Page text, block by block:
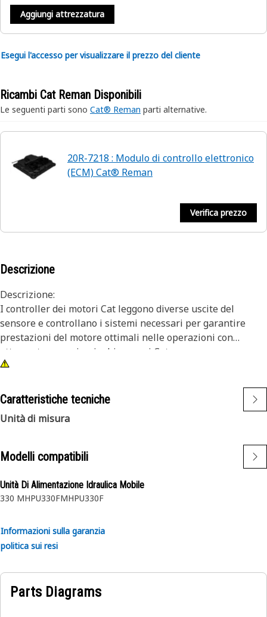
Aggiungi attrezzatura
Esegui l'accesso per visualizzare il prezzo del cliente
Ricambi Cat Reman Disponibili
Le seguenti parti sono Cat® Reman parti alternative.
20R-7218 : Modulo di controllo elettronico
(ECM) Cat® Reman
Verifica prezzo
Descrizione
Descrizione:
I controller dei motori Cat leggono diverse uscite del
sensore e controllano i sistemi necessari per garantire
prestazioni del motore ottimali nelle operazioni con
attrezzature per impieghi gravosi Cat.
• Controller in alluminio pressofuso
• Verificati per resistere a pressione elevata
collegamenti a pin
• Raffreddamento con fluido
• Etichettati, con numero di serie e parte
• Progettati per funzionare all'unisono con il resto dei
Applicazione:
informazioni, consultate il manuale del proprietario o
Caratteristiche tecniche
Unità di misura
Modelli compatibili
Unità Di Alimentazione Idraulica Mobile
330 MHPU330FMHPU330F
Informazioni sulla garanzia
politica sui resi
Parts Diagrams